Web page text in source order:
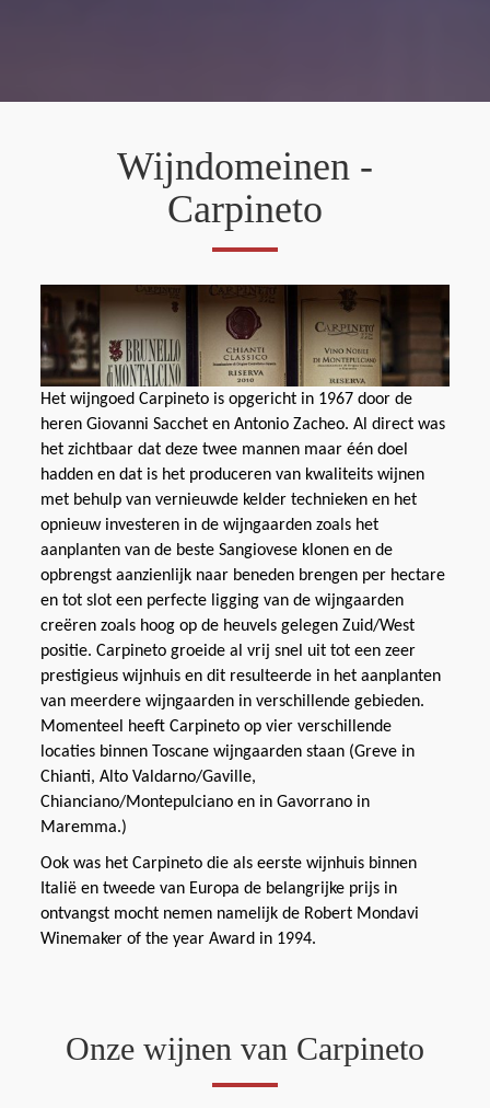
Wijndomeinen -
Carpineto
Het wijngoed Carpineto is opgericht in 1967 door de
heren Giovanni Sacchet en Antonio Zacheo. Al direct was
het zichtbaar dat deze twee mannen maar één doel
hadden en dat is het produceren van kwaliteits wijnen
met behulp van vernieuwde kelder technieken en het
opnieuw investeren in de wijngaarden zoals het
aanplanten van de beste Sangiovese klonen en de
opbrengst aanzienlijk naar beneden brengen per hectare
en tot slot een perfecte ligging van de wijngaarden
creëren zoals hoog op de heuvels gelegen Zuid/West
positie. Carpineto groeide al vrij snel uit tot een zeer
prestigieus wijnhuis en dit resulteerde in het aanplanten
van meerdere wijngaarden in verschillende gebieden.
Momenteel heeft Carpineto op vier verschillende
locaties binnen Toscane wijngaarden staan (Greve in
Chianti, Alto Valdarno/Gaville,
Chianciano/Montepulciano en in Gavorrano in
Maremma.)
Ook was het Carpineto die als eerste wijnhuis binnen
Italië en tweede van Europa de belangrijke prijs in
ontvangst mocht nemen namelijk de Robert Mondavi
Winemaker of the year Award in 1994.
Onze wijnen van Carpineto